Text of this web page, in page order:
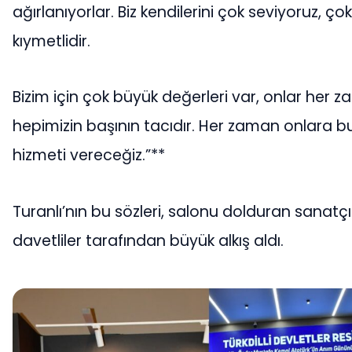
ağırlanıyorlar. Biz kendilerini çok seviyoruz, çok
kıymetlidir.
Bizim için çok büyük değerleri var, onlar her
hepimizin başının tacıdır. Her zaman onlara
hizmeti vereceğiz.”**
Turanlı’nın bu sözleri, salonu dolduran
davetliler tarafından büyük alkış aldı.